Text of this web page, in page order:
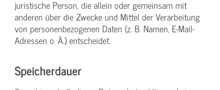
juristische Person, die allein oder gemeinsam mit
anderen über die Zwecke und Mittel der Verarbeitung
von personenbezogenen Daten (z. B. Namen, E-Mail-
Adressen o. Ä.) entscheidet.
Speicherdauer